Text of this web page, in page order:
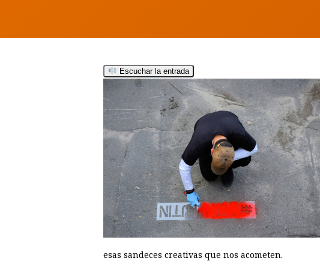
Hit enter to search or ESC to close
Escuchar la entrada
esas sandeces creativas que nos acometen.